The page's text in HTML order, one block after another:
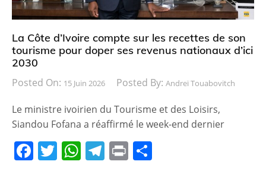
La Côte d’Ivoire compte sur les recettes de son
tourisme pour doper ses revenus nationaux d’ici
2030
Posted On: 15 Juin 2026 Posted By: Andreï Touabovitch
Le ministre ivoirien du Tourisme et des Loisirs,
Siandou Fofana a réaffirmé le week-end dernier
F T W T Pr